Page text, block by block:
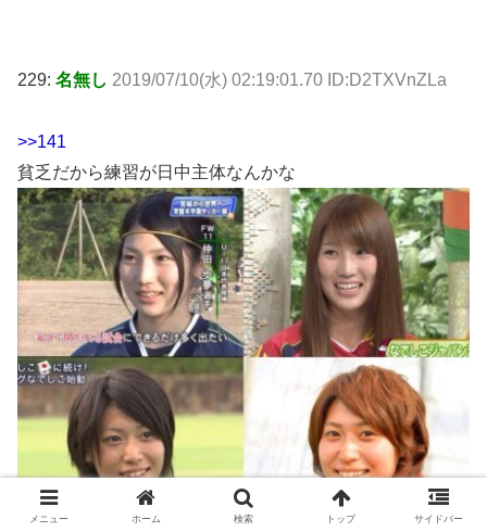
229: 名無し 2019/07/10(水) 02:19:01.70 ID:D2TXVnZLa
>>141
貧乏だから練習が日中主体なんかな
メニュー ホーム 検索 トップ サイドバー